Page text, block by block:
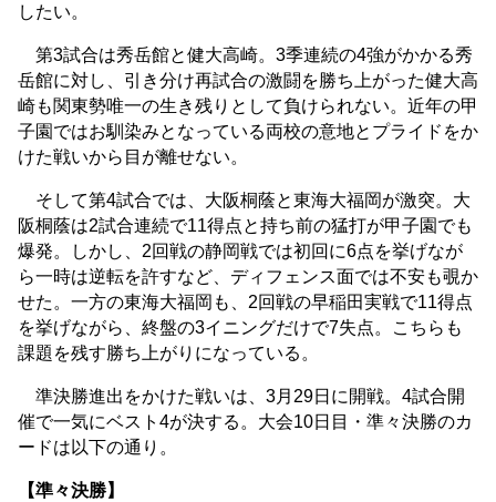
したい。
第3試合は秀岳館と健大高崎。3季連続の4強がかかる秀
岳館に対し、引き分け再試合の激闘を勝ち上がった健大高
崎も関東勢唯一の生き残りとして負けられない。近年の甲
子園ではお馴染みとなっている両校の意地とプライドをか
けた戦いから目が離せない。
そして第4試合では、大阪桐蔭と東海大福岡が激突。大
阪桐蔭は2試合連続で11得点と持ち前の猛打が甲子園でも
爆発。しかし、2回戦の静岡戦では初回に6点を挙げなが
ら一時は逆転を許すなど、ディフェンス面では不安も覗か
せた。一方の東海大福岡も、2回戦の早稲田実戦で11得点
を挙げながら、終盤の3イニングだけで7失点。こちらも
課題を残す勝ち上がりになっている。
準決勝進出をかけた戦いは、3月29日に開戦。4試合開
催で一気にベスト4が決する。大会10日目・準々決勝のカ
ードは以下の通り。
【準々決勝】